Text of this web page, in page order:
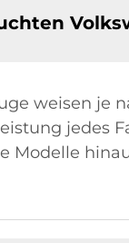
weisen je
jedes
Modelle